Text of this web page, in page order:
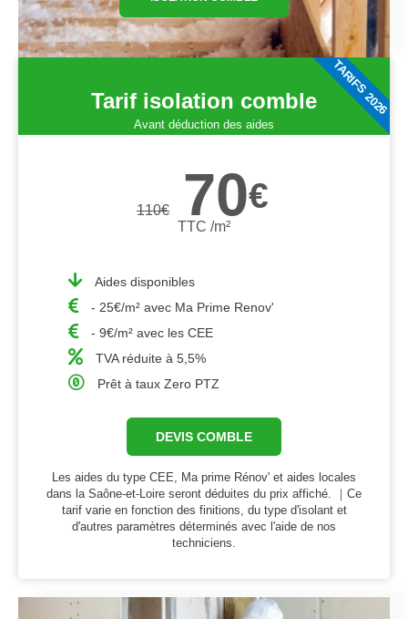
Tarif isolation comble
Avant déduction des aides
110€ 70€
TTC /m²
Aides disponibles
- 25€/m² avec Ma Prime Renov'
- 9€/m² avec les CEE
TVA réduite à 5,5%
Prêt à taux Zero PTZ
DEVIS COMBLE
Les aides du type CEE, Ma prime Rénov' et aides locales
dans la Saône-et-Loire seront déduites du prix affiché. ｜Ce
tarif varie en fonction des finitions, du type d'isolant et
d'autres paramètres déterminés avec l'aide de nos
techniciens.
TARIFS 2026